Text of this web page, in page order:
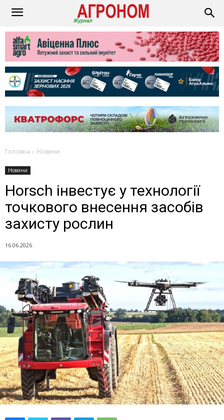
Головна Новини
Новини
Horsch інвестує у технології
точкового внесення засобів
захисту рослин
16.06.2026